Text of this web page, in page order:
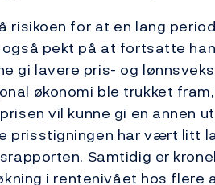
for at en lang
pekt på at fortsatte
gi lavere pris- og
økonomi ble trukket
vil kunne gi en annen
prisstigningen har vært litt
Samtidig er
i rentenivået hos flere